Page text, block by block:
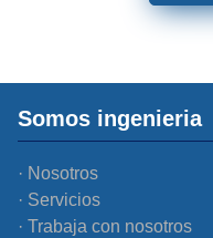
Somos ingenieria
Nosotros
Servicios
Trabaja con nosotros